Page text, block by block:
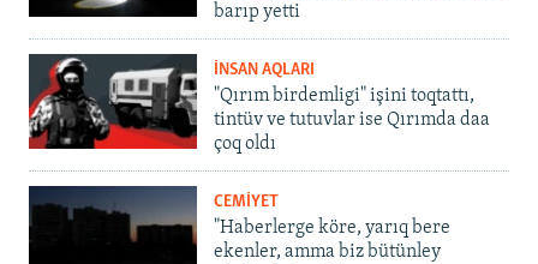
barıp yetti
İNSAN AQLARI
"Qırım birdemligi" işini toqtattı,
tintüv ve tutuvlar ise Qırımda daa
çoq oldı
CEMİYET
"Haberlerge köre, yarıq bere
ekenler, amma biz bütünley